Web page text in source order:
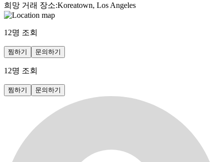
희망 거래 장소:Koreatown, Los Angeles
12명 조회
찜하기 문의하기
12명 조회
찜하기 문의하기